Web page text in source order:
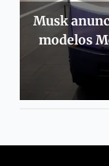
Musk
modelos